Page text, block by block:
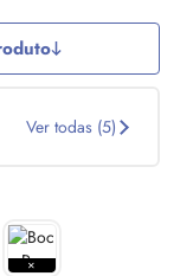
Ver todas (5)